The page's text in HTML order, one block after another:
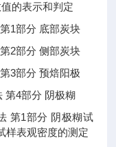
的表示和判定
1部分 底部炭块
2部分 侧部炭块
3部分 预焙阳极
第4部分 阴极糊
第1部分 阴极糊试
样表观密度的测定